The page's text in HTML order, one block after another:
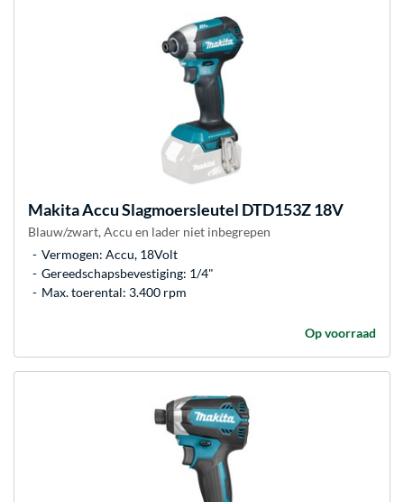
MakitaAccu Slagmoersleutel DTD153Z 18V
Blauw/zwart, Accu en lader niet inbegrepen
Vermogen: Accu, 18Volt
Gereedschapsbevestiging: 1/4"
Max. toerental: 3.400 rpm
Op voorraad